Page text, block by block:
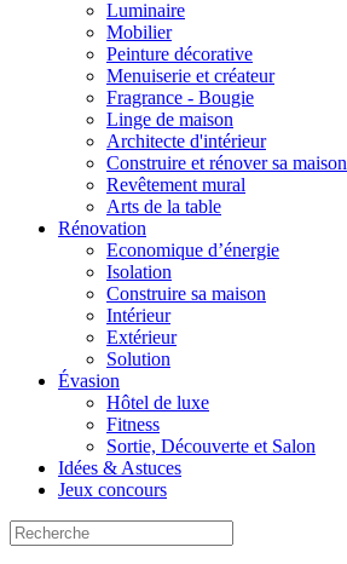
Luminaire
Mobilier
Peinture décorative
Menuiserie et créateur
Fragrance - Bougie
Linge de maison
Architecte d'intérieur
Construire et rénover sa maison
Revêtement mural
Arts de la table
Rénovation
Economique d’énergie
Isolation
Construire sa maison
Intérieur
Extérieur
Solution
Évasion
Hôtel de luxe
Fitness
Sortie, Découverte et Salon
Idées & Astuces
Jeux concours